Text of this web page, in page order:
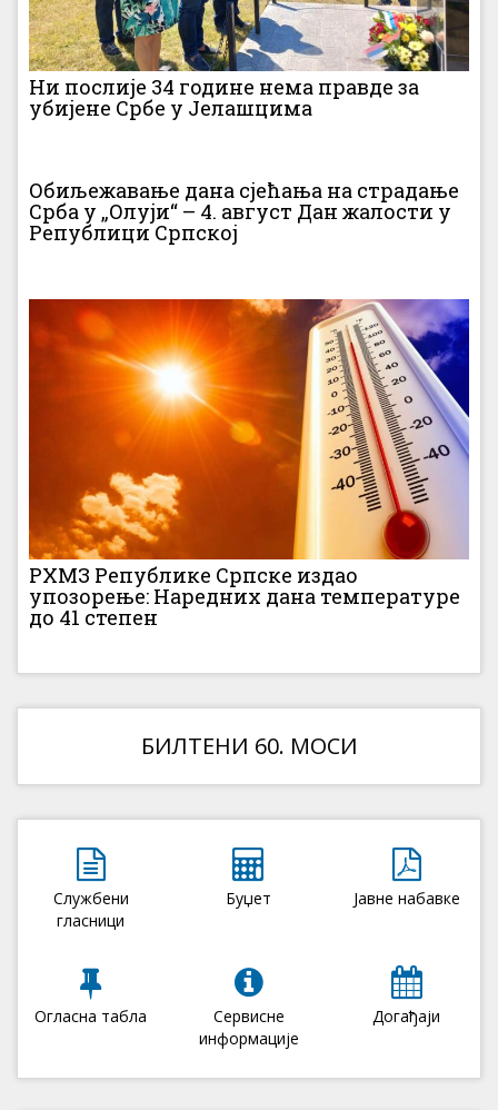
Ни послије 34 године нема правде за
убијене Србе у Јелашцима
Обиљежавање дана сјећања на страдање
Срба у „Олуји“ – 4. август Дан жалости у
Републици Српској
РХМЗ Републике Српске издао
упозорење: Наредних дана температуре
до 41 степен
БИЛТЕНИ 60. МОСИ
Службени
гласници
Буџет Јавне набавке
Огласна табла
Сервисне
информације
Догађаји